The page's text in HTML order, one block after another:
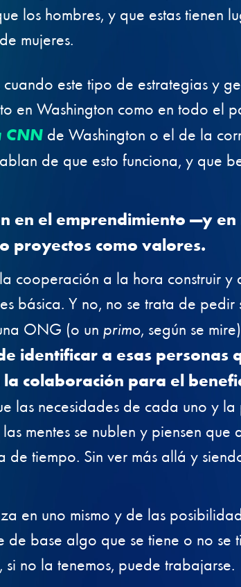
los hombres, y que estas tienen
mujeres.
este tipo de estrategias y
en Washington como en todo el
CNN de Washington o el de la
de que esto funciona, y que
en el emprendimiento —y en
proyectos como valores.
cooperación a la hora construir y
básica. Y no, no se trata de pedir
ONG (o un primo, según se
identificar a esas personas
colaboración para el
las necesidades de cada uno y la
mentes se nublen y piensen que
tiempo. Sin ver más allá y
en uno mismo y de las
de base algo que se tiene o no se
no la tenemos, puede trabajarse.